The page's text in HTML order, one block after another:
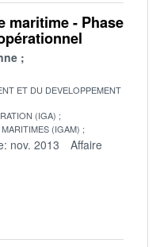
maritime - Phase
ET DU DEVELOPPEMENT
(IGA)
(IGAM)
nov. 2013
Affaire